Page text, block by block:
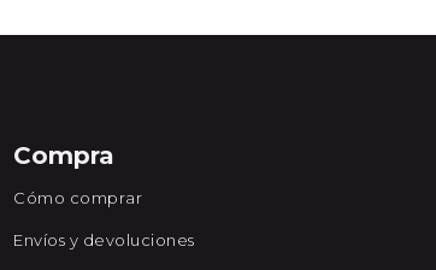
Compra
Cómo comprar
Envíos y devoluciones